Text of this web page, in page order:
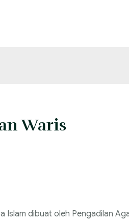
Waris
Islam dibuat oleh Pengadilan